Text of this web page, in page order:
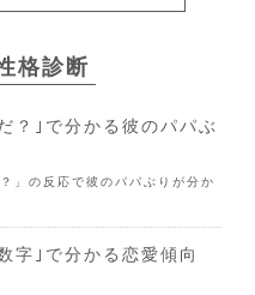
格診断
？｣で分かる彼のパパぶ
？」の反応で彼のパパぶりが分か
字｣で分かる恋愛傾向